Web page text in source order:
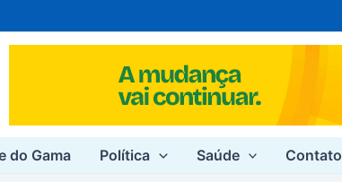
do Gama Política Saúde Contato